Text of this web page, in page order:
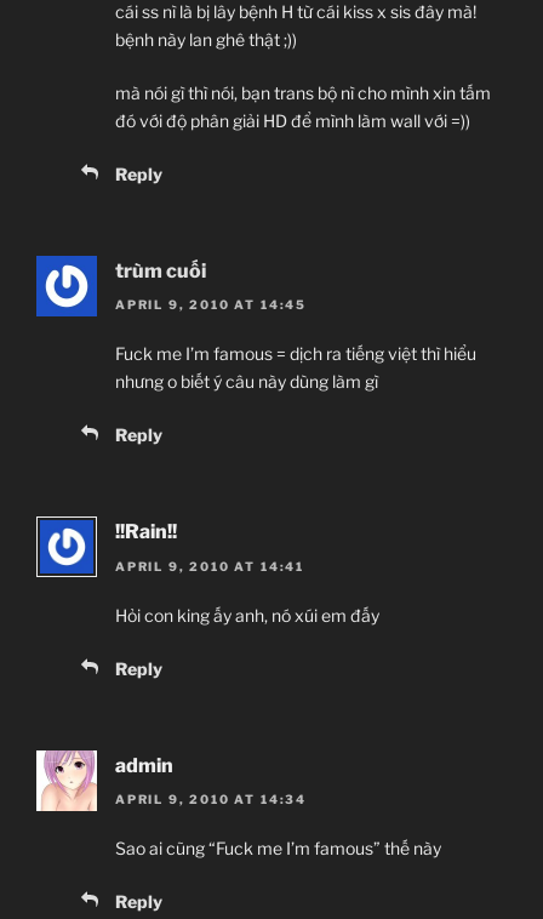
cái ss nì là bị lây bệnh H từ cái kiss x sis đây mà!
bệnh này lan ghê thật ;))
mà nói gì thì nói, bạn trans bộ nì cho mình xin tấm
đó với độ phân giải HD để mình làm wall với =))
Reply
trùm cuối
APRIL 9, 2010 AT 14:45
Fuck me I’m famous = dịch ra tiếng việt thì hiểu
nhưng o biết ý câu này dùng làm gì
Reply
!!Rain!!
APRIL 9, 2010 AT 14:41
Hỏi con king ấy anh, nó xúi em đấy
Reply
admin
APRIL 9, 2010 AT 14:34
Sao ai cũng “Fuck me I’m famous” thế này
Reply